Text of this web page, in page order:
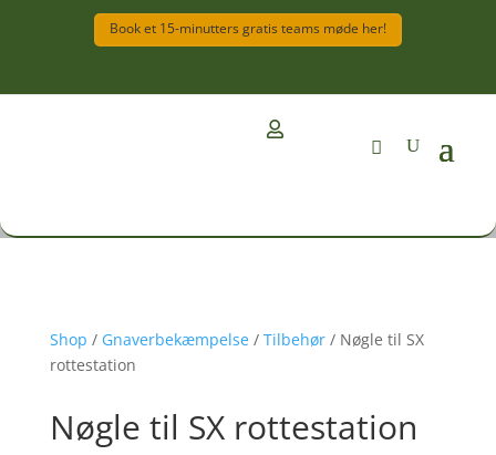
Book et 15-minutters gratis teams møde her!

Shop / Gnaverbekæmpelse/ Tilbehør/ Nøgle til SX
rottestation
Nøgle til SX rottestation